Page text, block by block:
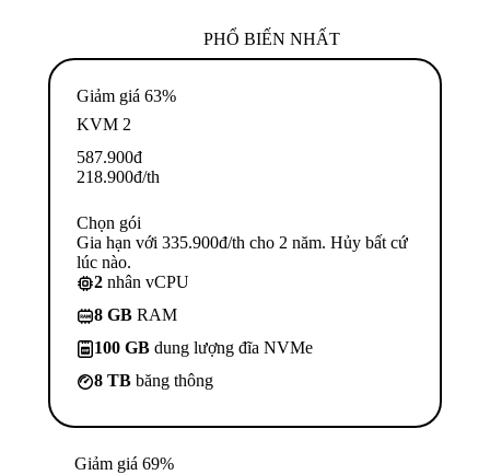
PHỔ BIẾN NHẤT
Giảm giá 63%
KVM 2
587.900đ
218.900đ/th
Chọn gói
Gia hạn với 335.900đ/th cho 2 năm. Hủy bất cứ
lúc nào.
2 nhân vCPU
8 GB RAM
100 GB dung lượng đĩa NVMe
8 TB băng thông
Giảm giá 69%